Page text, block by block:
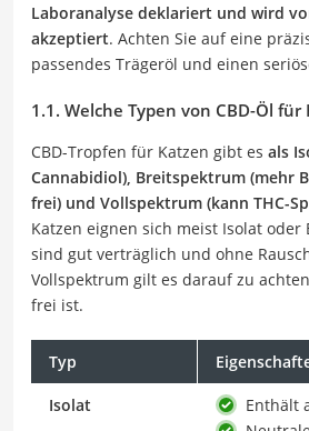
Laboranalyse deklariert und wird
akzeptiert. Achten Sie auf eine
passendes Trägeröl und einen
1.1. Welche Typen von CBD-Öl für
CBD-Tropfen für Katzen gibt es als
Cannabidiol), Breitspektrum (mehr
frei) und Vollspektrum (kann THC-
Katzen eignen sich meist Isolat
sind gut verträglich und ohne
Vollspektrum gilt es darauf zu
frei ist.
Typ
Isolat
Enthält